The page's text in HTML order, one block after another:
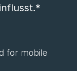
for mobile